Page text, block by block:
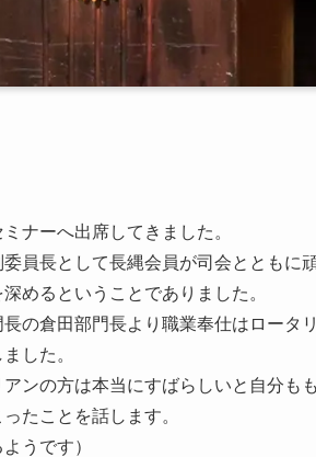
ナーへ出席してきました。
員長として長縄会員が司会とともに
めるということでありました。
の倉田部門長より職業奉仕はロータ
した。
ンの方は本当にすばらしいと自分も
たことを話します。
うです）